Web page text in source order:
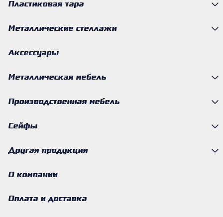
Пластиковая тара
Металлические стеллажи
Аксессуары
Металлическая мебель
Производственная мебель
Сейфы
Другая продукция
О компании
Оплата и доставка